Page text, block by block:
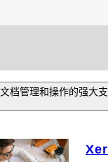
档管理和操作的强大支